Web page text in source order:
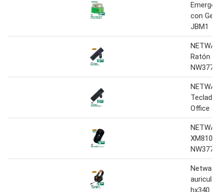
con
JBM1
Ratón
NW3773
Teclado
Office
XM810
NW3770
Netway -
hx340